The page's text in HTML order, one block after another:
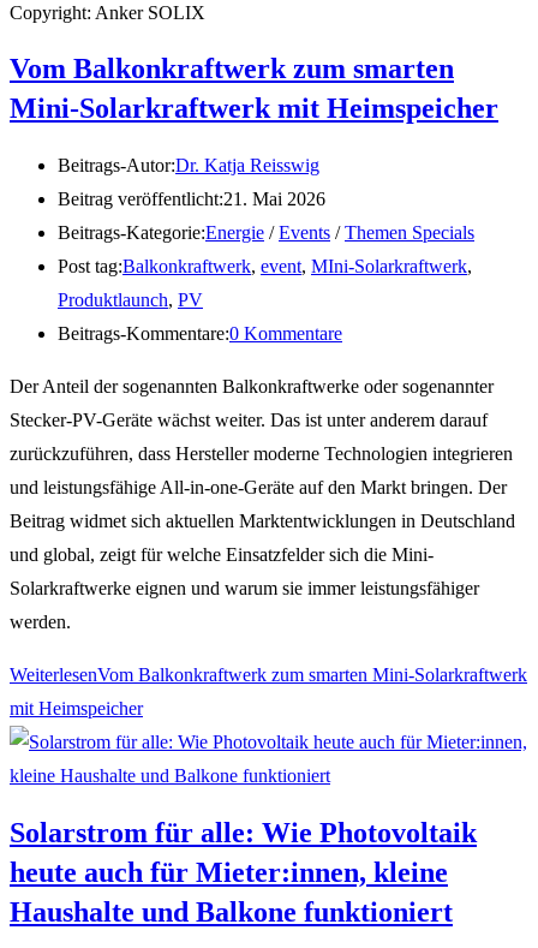
Copyright: Anker SOLIX
Vom Balkonkraftwerk zum smarten
Mini-Solarkraftwerk mit Heimspeicher
Beitrags-Autor:Dr. Katja Reisswig
Beitrag veröffentlicht:21. Mai 2026
Beitrags-Kategorie:Energie / Events / Themen Specials
Post tag:Balkonkraftwerk, event, MIni-Solarkraftwerk,
Produktlaunch, PV
Beitrags-Kommentare:0 Kommentare
Der Anteil der sogenannten Balkonkraftwerke oder sogenannter
Stecker-PV-Geräte wächst weiter. Das ist unter anderem darauf
zurückzuführen, dass Hersteller moderne Technologien integrieren
und leistungsfähige All-in-one-Geräte auf den Markt bringen. Der
Beitrag widmet sich aktuellen Marktentwicklungen in Deutschland
und global, zeigt für welche Einsatzfelder sich die Mini-
Solarkraftwerke eignen und warum sie immer leistungsfähiger
werden.
WeiterlesenVom Balkonkraftwerk zum smarten Mini-Solarkraftwerk
mit Heimspeicher
Solarstrom für alle: Wie Photovoltaik
heute auch für Mieter:innen, kleine
Haushalte und Balkone funktioniert